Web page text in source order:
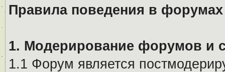
Правила поведения в
1. Модерирование форумов и
1.1 Форум является